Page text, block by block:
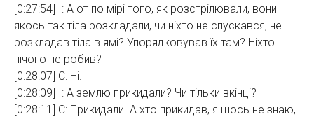
[0:27:54] І: А от по мірі того, як розстрілювали, вони
якось так тіла розкладали, чи ніхто не спускався, не
розкладав тіла в ямі? Упорядковував їх там? Ніхто
нічого не робив?
[0:28:07] С: Ні.
[0:28:09] І: А землю прикидали? Чи тільки вкінці?
[0:28:11] С: Прикидали. А хто прикидав, я шось не знаю,